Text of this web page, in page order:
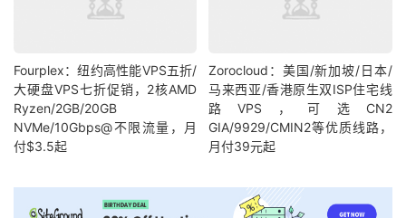
Fourplex：纽约高性能VPS五折/
大硬盘VPS七折促销，2核AMD
Ryzen/2GB/20GB
NVMe/10Gbps@不限流量，月
付$3.5起
Zorocloud：美国/新加坡/日本/
马来西亚/香港原生双ISP住宅线
路VPS，可选CN2
GIA/9929/CMIN2等优质线路，
月付39元起